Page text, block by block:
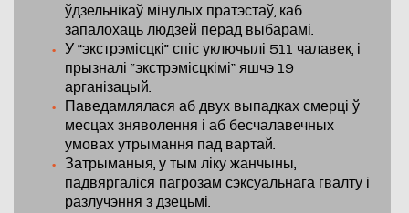
ўдзельнікаў мінулых пратэстаў, каб
запалохаць людзей перад выбарамі.
У “экстрэмісцкі” спіс уключылі 511 чалавек, і
прызналі “экстрэмісцкімі” яшчэ 19
арганізацый.
Паведамлялася аб двух выпадках смерці ў
месцах зняволення і аб бесчалавечных
умовах утрымання пад вартай.
Затрыманыя, у тым ліку жанчыны,
падвяргаліся пагрозам сэксуальнага гвалту і
разлучэння з дзецьмі.